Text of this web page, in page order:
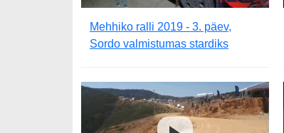
Mehhiko ralli 2019 - 3. päev,
Sordo valmistumas stardiks